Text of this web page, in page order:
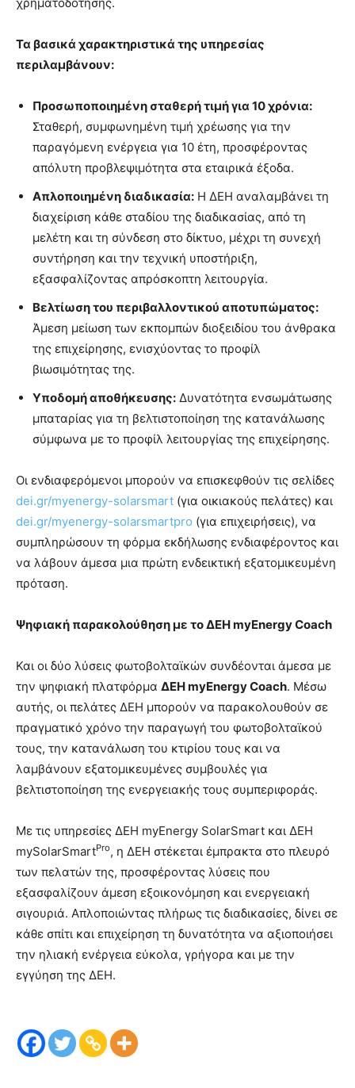
Τα βασικά χαρακτηριστικά της υπηρεσίας
περιλαμβάνουν:
Προσωποποιημένη σταθερή τιμή για 10 χρόνια:
Σταθερή, συμφωνημένη τιμή χρέωσης για την
παραγόμενη ενέργεια για 10 έτη, προσφέροντας
απόλυτη προβλεψιμότητα στα εταιρικά έξοδα.
Απλοποιημένη διαδικασία: Η ΔΕΗ αναλαμβάνει τη
διαχείριση κάθε σταδίου της διαδικασίας, από τη
μελέτη και τη σύνδεση στο δίκτυο, μέχρι τη συνεχή
συντήρηση και την τεχνική υποστήριξη,
εξασφαλίζοντας απρόσκοπτη λειτουργία.
Βελτίωση του περιβαλλοντικού αποτυπώματος:
Άμεση μείωση των εκπομπών διοξειδίου του άνθρακα
της επιχείρησης, ενισχύοντας το προφίλ
βιωσιμότητας της.
Υποδομή αποθήκευσης: Δυνατότητα ενσωμάτωσης
μπαταρίας για τη βελτιστοποίηση της κατανάλωσης
σύμφωνα με το προφίλ λειτουργίας της επιχείρησης.
Οι ενδιαφερόμενοι μπορούν να επισκεφθούν τις σελίδες
dei.gr/myenergy-solarsmart (για οικιακούς πελάτες) και
dei.gr/myenergy-solarsmartpro (για επιχειρήσεις), να
συμπληρώσουν τη φόρμα εκδήλωσης ενδιαφέροντος και
να λάβουν άμεσα μια πρώτη ενδεικτική εξατομικευμένη
πρόταση.
Ψηφιακή παρακολούθηση με το ΔΕΗ myEnergy Coach
Και οι δύο λύσεις φωτοβολταϊκών συνδέονται άμεσα με
την ψηφιακή πλατφόρμα ΔΕΗ myEnergy Coach. Μέσω
αυτής, οι πελάτες ΔΕΗ μπορούν να παρακολουθούν σε
πραγματικό χρόνο την παραγωγή του φωτοβολταϊκού
τους, την κατανάλωση του κτιρίου τους και να
λαμβάνουν εξατομικευμένες συμβουλές για
βελτιστοποίηση της ενεργειακής τους συμπεριφοράς.
Με τις υπηρεσίες ΔΕΗ myEnergy SolarSmart και ΔΕΗ
mySolarSmartPro, η ΔΕΗ στέκεται έμπρακτα στο πλευρό
των πελατών της, προσφέροντας λύσεις που
εξασφαλίζουν άμεση εξοικονόμηση και ενεργειακή
σιγουριά. Απλοποιώντας πλήρως τις διαδικασίες, δίνει σε
κάθε σπίτι και επιχείρηση τη δυνατότητα να αξιοποιήσει
την ηλιακή ενέργεια εύκολα, γρήγορα και με την
εγγύηση της ΔΕΗ.